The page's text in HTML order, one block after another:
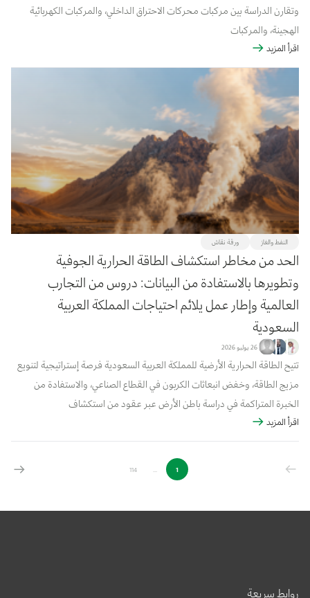
وتقارن الدراسة بين مركبات محركات الاحتراق الداخلي، والمركبات الكهربائية
الهجينة، والمركبات
الكهربائية الهجينة القابلة للشحن الخارجي، والمركبات الكهربائية العاملة
بالبطاريات، وذلك على فترة
ملكية تبلغ 10 سنوات ومسافة تشغيلية قدرها 250,000 كيلومتر.
اقرأ المزيد
النفط والغاز ورقة نقاش
الحد من مخاطر استكشاف الطاقة الحرارية الجوفية
وتطويرها بالاستفادة من البيانات: دروس من التجارب
العالمية وإطار عمل يلائم احتياجات المملكة العربية
السعودية
26 يوليو 2026
تتيح الطاقة الحرارية الأرضية للمملكة العربية السعودية فرصة إستراتيجية لتنويع
مزيج الطاقة، وخفض انبعاثات الكربون في القطاع الصناعي، والاستفادة من
الخبرة المتراكمة في دراسة باطن الأرض عبر عقود من استكشاف
الهيدروكربونات، ومع ذلك، لا يزال التوسع في استغلال هذا المورد مقيدًا بحالة
من الضبا...
اقرأ المزيد
1
...
114
روابط سريعة